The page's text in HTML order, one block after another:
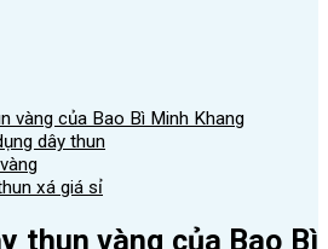
vàng của Bao Bì Minh Khang
dây thun
xá giá sỉ
thun vàng của Bao Bì